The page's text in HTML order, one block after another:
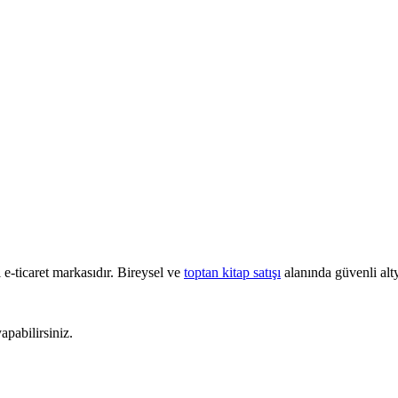
ticaret markasıdır. Bireysel ve toptan kitap satışı alanında güvenli